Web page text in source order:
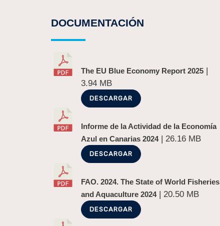
DOCUMENTACIÓN
The EU Blue Economy Report 2025 |
3.94 MB
DESCARGAR
Informe de la Actividad de la Economía
Azul en Canarias 2024| 26.16 MB
DESCARGAR
FAO. 2024. The State of World Fisheries
and Aquaculture 2024| 20.50 MB
DESCARGAR